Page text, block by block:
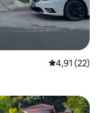
4,91 (22)